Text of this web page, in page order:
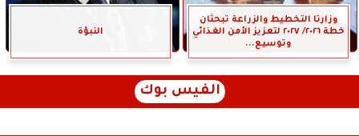
وزارتا التخطيط والزراعة تبحثان
خطة ٢٠٢٦/ ٢٠٢٧ لتعزيز الأمن الغذائي
وتوسيع...
النبؤة
الفيس بوك